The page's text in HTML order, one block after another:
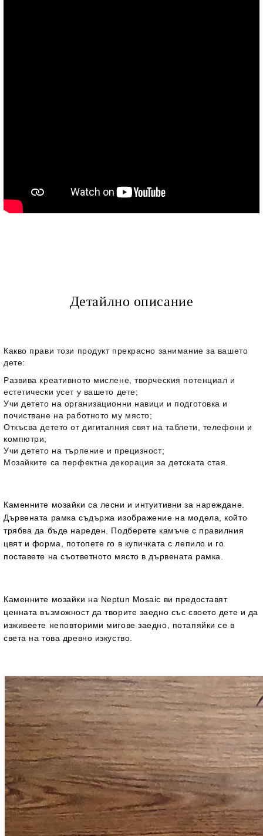
Детайлно описание
Какво прави този продукт прекрасно занимание за вашето
дете:
Развива креативното мислене, творческия потенциал и
естетически усет у вашето дете;
Учи детето на организационни навици и подготовка и
почистване на работното му място;
Откъсва детето от дигиталния свят на таблети, телефони и
компютри;
Учи детето на търпение и прецизност;
Мозайките са перфектна декорация за детската стая.
Каменните мозайки са лесни и интуитивни за нареждане.
Дървената рамка съдържа изображение на модела, който
трябва да бъде нареден. Подберете камъче с правилния
цвят и форма, потопете го в купичката с лепило и го
поставете на съответното място в дървената рамка.
Каменните мозайки на Neptun Mosaic ви предоставят
ценната възможност да творите заедно със своето дете и да
изживеете неповторими мигове заедно, потапяйки се в
света на това древно изкуство.